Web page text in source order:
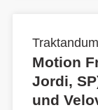
Motion
Jordi,
und